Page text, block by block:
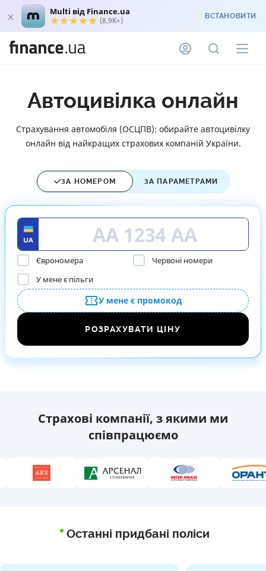
Multi від Finance.ua
(8,9K+) ВСТАНОВИТИ
Автоцивілка онлайн
Страхування автомобіля (ОСЦПВ): обирайте автоцивілку
онлайн від найкращих страхових компаній України.
ЗА НОМЕРОМ ЗА ПАРАМЕТРАМИ
У мене є промокод
Єврономера
Червоні номери
У мене є пільги
РОЗРАХУВАТИ ЦІНУ
Страхові компанії, з якими ми
співпрацюємо
Останні придбані поліси